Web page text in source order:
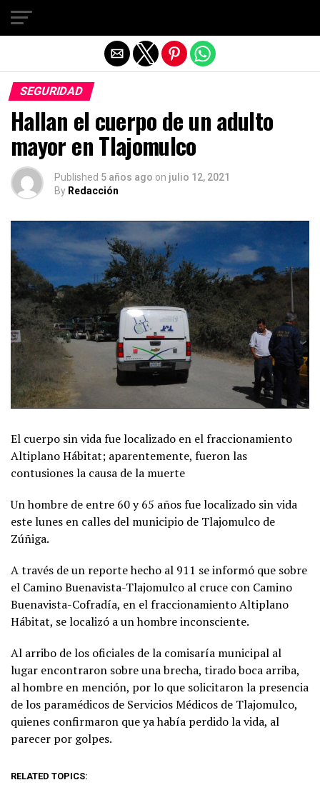
SEGURIDAD
Hallan el cuerpo de un adulto
mayor en Tlajomulco
Published 5 años ago on julio 12, 2021
By Redacción
El cuerpo sin vida fue localizado en el fraccionamiento
Altiplano Hábitat; aparentemente, fueron las
contusiones la causa de la muerte
Un hombre de entre 60 y 65 años fue localizado sin vida
este lunes en calles del municipio de Tlajomulco de
Zúñiga.
A través de un reporte hecho al 911 se informó que sobre
el Camino Buenavista-Tlajomulco al cruce con Camino
Buenavista-Cofradía, en el fraccionamiento Altiplano
Hábitat, se localizó a un hombre inconsciente.
Al arribo de los oficiales de la comisaría municipal al
lugar encontraron sobre una brecha, tirado boca arriba,
al hombre en mención, por lo que solicitaron la presencia
de los paramédicos de Servicios Médicos de Tlajomulco,
quienes confirmaron que ya había perdido la vida, al
parecer por golpes.
RELATED TOPICS: